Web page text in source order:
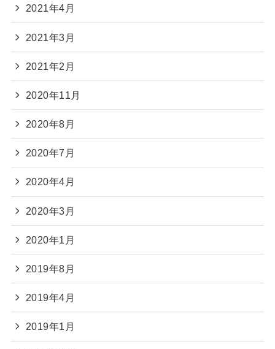
2021年4月
2021年3月
2021年2月
2020年11月
2020年8月
2020年7月
2020年4月
2020年3月
2020年1月
2019年8月
2019年4月
2019年1月